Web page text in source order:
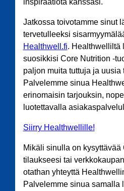
inspiraatiota kanssasi.
Jatkossa toivotamme sinut
tervetulleeksi
Healthwell.fi. Healthwelliltä
suosikkisi Core Nutrition -
paljon muita tuttuja ja uusia
Palvelemme sinua
erinomaisin tarjouksin,
luotettavalla
Siirry Healthwellille!
Mikäli sinulla on kysyttävää
tilaukseesi tai
otathan yhteyttä
Palvelemme sinua samalla